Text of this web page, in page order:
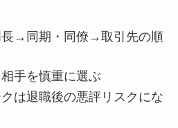
→同期・同僚→取引先の順
手を慎重に選ぶ
は退職後の悪評リスクにな